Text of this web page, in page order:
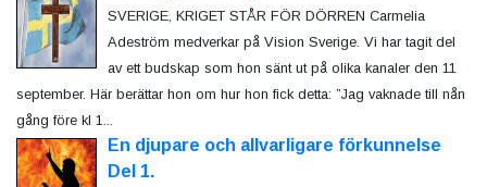
SVERIGE, KRIGET STÅR FÖR DÖRREN Carmelia
Adeström medverkar på Vision Sverige. Vi har tagit del
av ett budskap som hon sänt ut på olika kanaler den 11
september. Här berättar hon om hur hon fick detta: ”Jag vaknade till nån
gång före kl 1...
En djupare och allvarligare förkunnelse
Del 1.